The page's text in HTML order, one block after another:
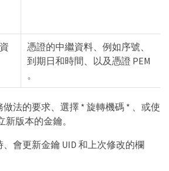
憑證的中繼資料、例如序號、
到期日和時間、以及憑證 PEM
。
法的要求、選擇 * 旋轉機碼 * 、或使
新版本的金鑰。
會更新金鑰 UID 和上次修改的欄